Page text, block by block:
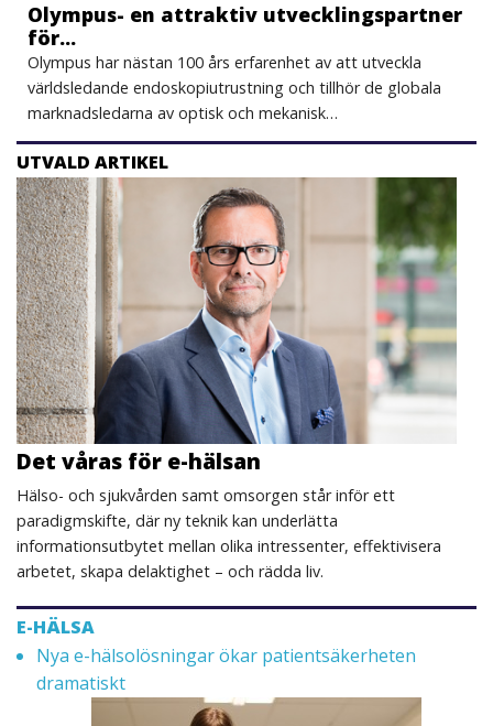
Olympus- en attraktiv utvecklingspartner
för…
Olympus har nästan 100 års erfarenhet av att utveckla
världsledande endoskopiutrustning och tillhör de globala
marknadsledarna av optisk och mekanisk…
UTVALD ARTIKEL
Det våras för e-hälsan
Hälso- och sjukvården samt omsorgen står inför ett
paradigmskifte, där ny teknik kan underlätta
informationsutbytet mellan olika intressenter, effektivisera
arbetet, skapa delaktighet – och rädda liv.
E-HÄLSA
Nya e-hälsolösningar ökar patientsäkerheten
dramatiskt